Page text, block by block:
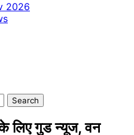
2026
लिए गुड न्यूज, वन